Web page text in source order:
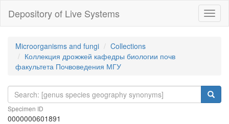
Depository of Live Systems
Microorganisms and fungi
Collections
Коллекция дрожжей кафедры биологии почв
факультета Почвоведения МГУ
Specimen ID
0000000601891